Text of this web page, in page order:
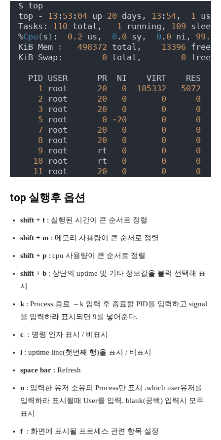
$ top
top - 13 : 53 : 04 up 20 days, 13 : 54 , 1
Tasks: 110 total, 1 running, 109
%Cpu (s ) : 0.2 us, 0 . 0 sy, 0 . 0 ni, 99.6
KiB Mem
: 498372 total, 13396
KiB Swap: 0 total, 0
PID USER      PR  NI    VIRT    RES
1 root 20 0 185332 5072
2 root 20 0 0
0
3 root 20 0 0
0
5 root 0 -20 0
0
7 root 20 0 0
0
8 root 20 0 0
0
9 root      rt 0 0
0
10 root      rt 0 0
0
11 root 20 0 0 0
top 실행후 옵션
shift + t : 실행된 시간이 큰 순서로 정렬
shift + m : 메모리 사용량이 큰 순서로 정렬
shift + p : cpu 사용량이 큰 순서로 정렬
shift + b : 상단의 uptime 및 기타 정보값을 블럭 선택해 표
시
k: Process 종료 – k 입력 후 종료할 PID를 입력하고 signal
을 입력하라 표시되면 9를 넣어준다.
c : 명령 인자 표시 / 비표시
l : uptime line(첫번째 행)을 표시 / 비표시
space bar : Refresh
u : 입력한 유저 소유의 Process만 표시 .which user유저를
입력하라 표시될때 User를 입력. blank(공백) 입력시 모두
표시
f : 화면에 표시될 프로세스 관련 항목 설정